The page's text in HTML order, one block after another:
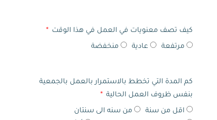
كيف تصف معنويات في العمل في هذا الوقت
مرتفعة عادية منخفضة
كم المدة التي تخطط بالاستمرار بالعمل بالجمعية
بنفس ظروف العمل الحالية
اقل من سنة
من سنه الى سنتان